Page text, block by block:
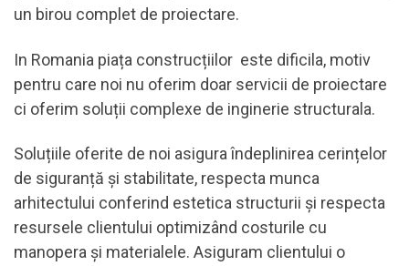
un birou complet de proiectare.
In Romania piața construcțiilor este dificila, motiv
pentru care noi nu oferim doar servicii de proiectare
ci oferim soluții complexe de inginerie structurala.
Soluțiile oferite de noi asigura îndeplinirea cerințelor
de siguranță și stabilitate, respecta munca
arhitectului conferind estetica structurii și respecta
resursele clientului optimizând costurile cu
manopera și materialele. Asiguram clientului o